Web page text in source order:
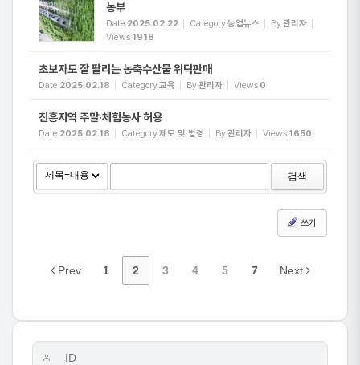
농부
Date 2025.02.22 Category농업뉴스 By관리자
Views 1918
초보자도 잘 팔리는 농축수산물 위탁판매
Date 2025.02.18 Category교육 By관리자 Views 0
진흥지역 주말·체험농사 허용
Date 2025.02.18 Category제도 및 법령 By관리자 Views 1650
검색
쓰기
Prev 1 2 3 4 5 7 Next